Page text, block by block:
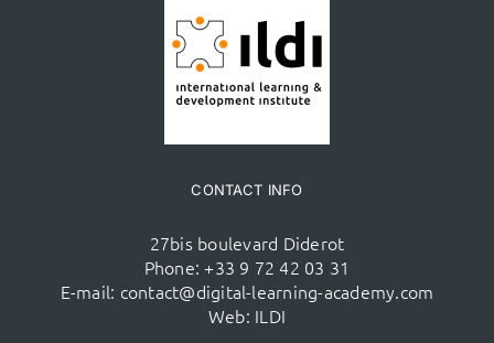
CONTACT INFO
27bis boulevard Diderot
Phone: +33 9 72 42 03 31
E-mail: contact@digital-learning-academy.com
Web: ILDI